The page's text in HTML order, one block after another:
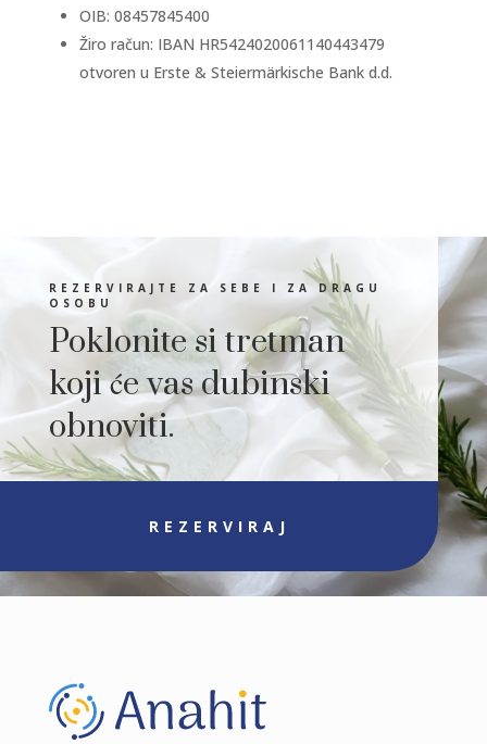
OIB: 08457845400
Žiro račun: IBAN HR5424020061140443479
otvoren u Erste & Steiermärkische Bank d.d.
REZERVIRAJTE ZA SEBE I ZA DRAGU
OSOBU
Poklonite si tretman
koji će vas dubinski
obnoviti.
REZERVIRAJ